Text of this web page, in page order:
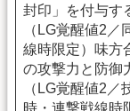
封印」を付与す
（LG覚醒値2
線時限定）味方
の攻撃力と防御
（LG覚醒値2
時・連撃戦線時